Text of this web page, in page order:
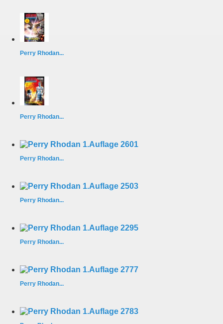
Perry Rhodan...
Perry Rhodan...
Perry Rhodan...
Perry Rhodan...
Perry Rhodan...
Perry Rhodan...